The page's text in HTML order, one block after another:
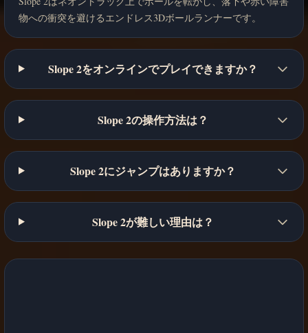
物への衝突を避けるエンドレス3Dボールランナーです。
Slope 2をオンラインでプレイできますか？
Slope 2の操作方法は？
Slope 2にジャンプはありますか？
Slope 2が難しい理由は？